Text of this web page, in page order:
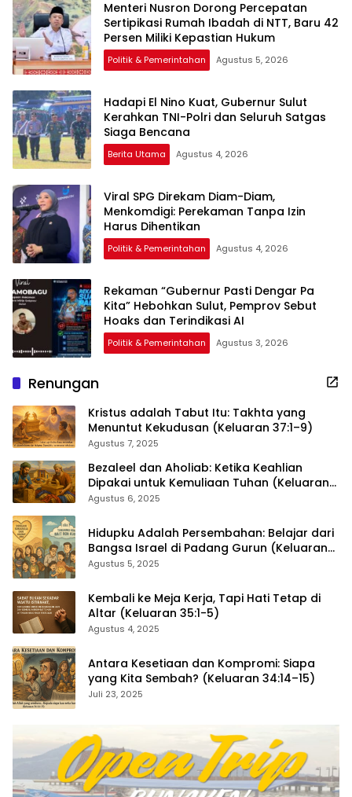
Menteri Nusron Dorong Percepatan
Sertipikasi Rumah Ibadah di NTT, Baru 42
Persen Miliki Kepastian Hukum
Politik & Pemerintahan Agustus 5, 2026
Hadapi El Nino Kuat, Gubernur Sulut
Kerahkan TNI-Polri dan Seluruh Satgas
Siaga Bencana
Berita Utama Agustus 4, 2026
Viral SPG Direkam Diam-Diam,
Menkomdigi: Perekaman Tanpa Izin
Harus Dihentikan
Politik & Pemerintahan Agustus 4, 2026
Rekaman “Gubernur Pasti Dengar Pa
Kita” Hebohkan Sulut, Pemprov Sebut
Hoaks dan Terindikasi AI
Politik & Pemerintahan Agustus 3, 2026
Renungan
Kristus adalah Tabut Itu: Takhta yang
Menuntut Kekudusan (Keluaran 37:1–9)
Agustus 7, 2025
Bezaleel dan Aholiab: Ketika Keahlian
Dipakai untuk Kemuliaan Tuhan (Keluaran
36:1–7)
Agustus 6, 2025
Hidupku Adalah Persembahan: Belajar dari
Bangsa Israel di Padang Gurun (Keluaran
35:4–29)
Agustus 5, 2025
Kembali ke Meja Kerja, Tapi Hati Tetap di
Altar (Keluaran 35:1-5)
Agustus 4, 2025
Antara Kesetiaan dan Kompromi: Siapa
yang Kita Sembah? (Keluaran 34:14–15)
Juli 23, 2025